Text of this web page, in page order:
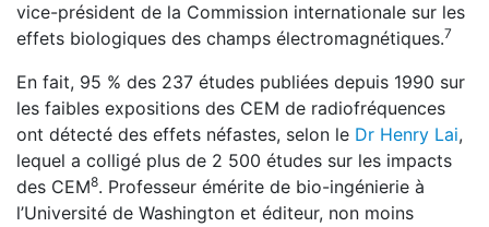
vice-président de la Commission internationale sur les
effets biologiques des champs électromagnétiques.7
En fait, 95 % des 237 études publiées depuis 1990 sur
les faibles expositions des CEM de radiofréquences
ont détecté des effets néfastes, selon le Dr Henry Lai,
lequel a colligé plus de 2 500 études sur les impacts
des CEM8. Professeur émérite de bio-ingénierie à
l’Université de Washington et éditeur, non moins